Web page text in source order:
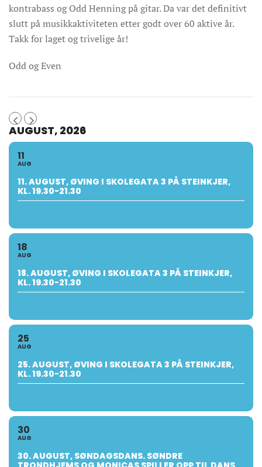
kontrabass og Odd Henning på gitar. Da var det definitivt
slutt på musikkaktiviteten etter godt over 60 aktive år.
Takk for laget og trivelige år!
Odd og Even
AUGUST, 2026
11
AUG
11. AUGUST, ØVING I SKOLEGATA 3 PÅ STEINKJER,
KL. 19.30-21.30
18
AUG
18. AUGUST, ØVING I SKOLEGATA 3 PÅ STEINKJER,
KL. 19.30-21.30
25
AUG
25. AUGUST, ØVING I SKOLEGATA 3 PÅ STEINKJER,
KL. 19.30-21.30
30
AUG
30. AUGUST, SØNDAGSDANS. SØNDRE